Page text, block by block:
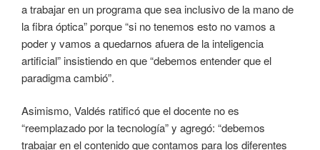
a trabajar en un programa que sea inclusivo de la mano de
la fibra óptica” porque “si no tenemos esto no vamos a
poder y vamos a quedarnos afuera de la inteligencia
artificial” insistiendo en que “debemos entender que el
paradigma cambió”.
Asimismo, Valdés ratificó que el docente no es
“reemplazado por la tecnología” y agregó: “debemos
trabajar en el contenido que contamos para los diferentes